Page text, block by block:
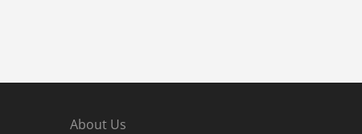
About Us